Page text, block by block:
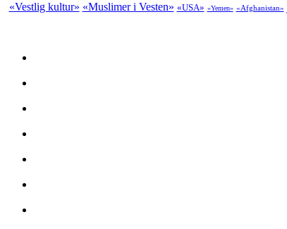
«Vestlig kultur» «Muslimer i Vesten» «USA» «Yemen» «Afghanistan»